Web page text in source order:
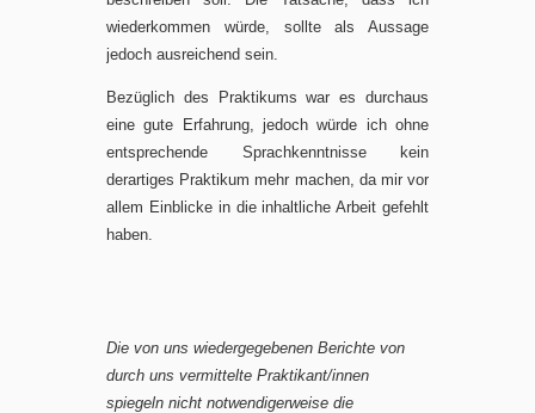
wiederkommen würde, sollte als Aussage
jedoch ausreichend sein.
Bezüglich des Praktikums war es durchaus
eine gute Erfahrung, jedoch würde ich ohne
entsprechende Sprachkenntnisse kein
derartiges Praktikum mehr machen, da mir vor
allem Einblicke in die inhaltliche Arbeit gefehlt
haben.
Die von uns wiedergegebenen Berichte von
durch uns vermittelte Praktikant/innen
spiegeln nicht notwendigerweise die